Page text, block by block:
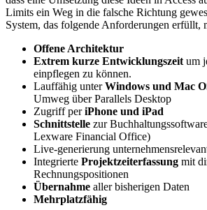
Limits ein Weg in die falsche Richtung
System, das folgende Anforderungen erfüllt,
Offene Architektur
Extrem kurze Entwicklungszeit um
einpflegen zu können.
Lauffähig unterWindows und Mac
Umweg über Parallels Desktop
Zugriff periPhone und iPad
Schnittstelle zur
Lexware Financial Office)
Live-generierung
Integrierte Projektzeiterfassung mit
Rechnungspositionen
Übernahme aller bisherigen Daten
Mehrplatzfähig